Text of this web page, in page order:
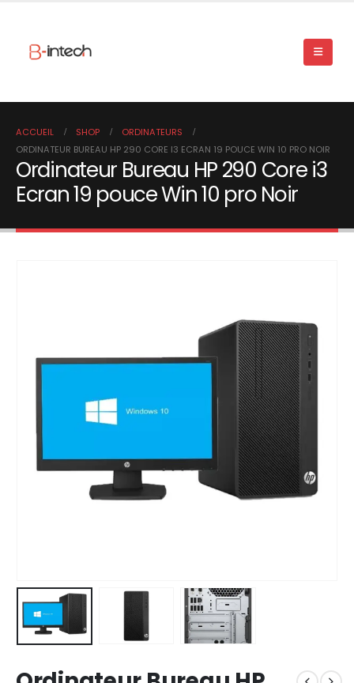
ACCUEIL SHOP
ORDINATEURS
ORDINATEUR BUREAU HP 290 CORE I3 ECRAN 19 POUCE WIN 10 PRO NOIR
Ordinateur Bureau HP 290 Core i3
Ecran 19 pouce Win 10 pro Noir